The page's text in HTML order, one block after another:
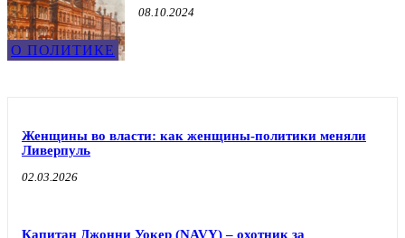
О ПОЛИТИКЕ
08.10.2024
Женщины во власти: как женщины-политики меняли
Ливерпуль
02.03.2026
Капитан Джонни Уокер (NAVY) – охотник за